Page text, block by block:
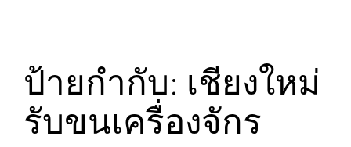
ป้ายกำกับ: เชียงใหม่
รับขนเครื่องจักร